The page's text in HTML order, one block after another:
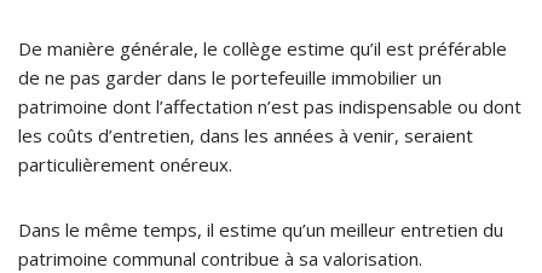
De manière générale, le collège estime qu’il est préférable
de ne pas garder dans le portefeuille immobilier un
patrimoine dont l’affectation n’est pas indispensable ou dont
les coûts d’entretien, dans les années à venir, seraient
particulièrement onéreux.
Dans le même temps, il estime qu’un meilleur entretien du
patrimoine communal contribue à sa valorisation.